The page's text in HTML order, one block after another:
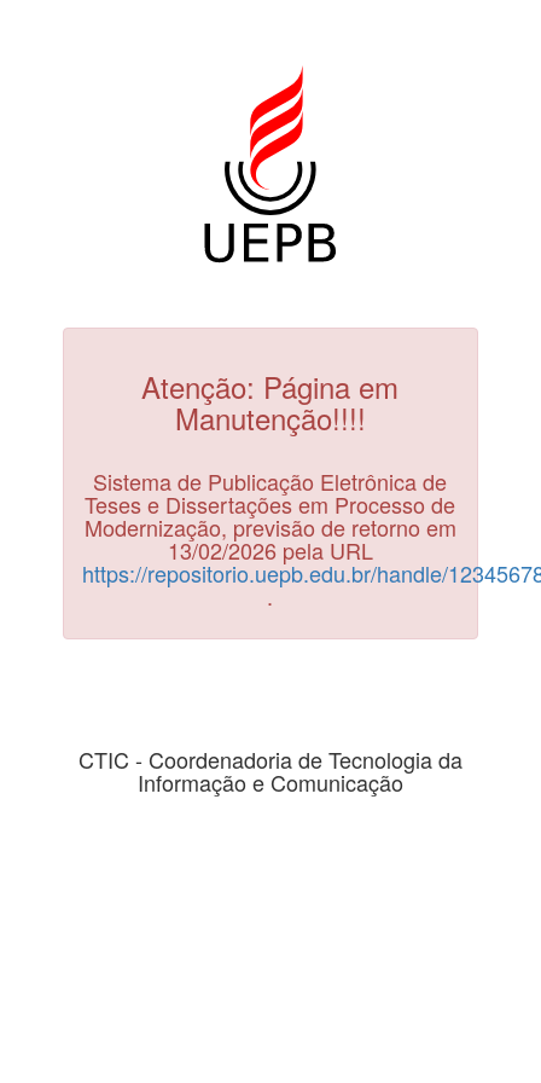
Atenção: Página em
Manutenção!!!!
Sistema de Publicação Eletrônica de
Teses e Dissertações em Processo de
Modernização, previsão de retorno em
13/02/2026 pela URL
https://repositorio.uepb.edu.br/handle/
.
CTIC - Coordenadoria de Tecnologia da
Informação e Comunicação